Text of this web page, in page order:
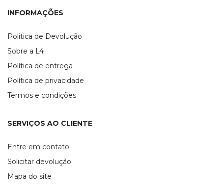
INFORMAÇÕES
Politica de Devolução
Sobre a L4
Política de entrega
Política de privacidade
Termos e condições
SERVIÇOS AO CLIENTE
Entre em contato
Solicitar devolução
Mapa do site